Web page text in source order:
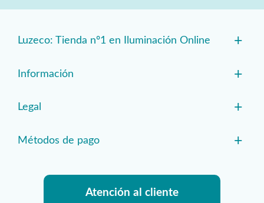
Luzeco: Tienda nº1 en Iluminación Online +
Información +
Legal +
Métodos de pago +
Atención al cliente